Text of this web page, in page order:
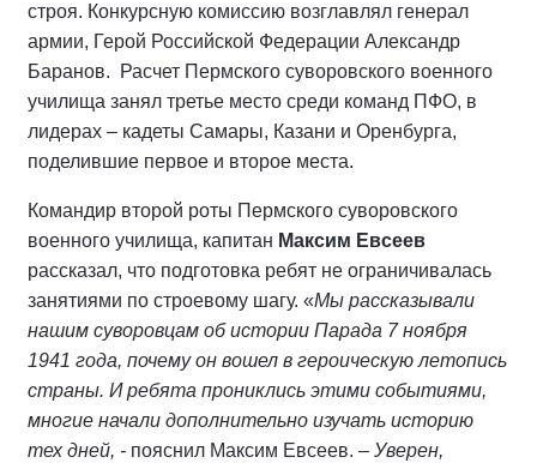
строя. Конкурсную комиссию возглавлял генерал
армии, Герой Российской Федерации Александр
Баранов. Расчет Пермского суворовского военного
училища занял третье место среди команд ПФО, в
лидерах – кадеты Самары, Казани и Оренбурга,
поделившие первое и второе места.
Командир второй роты Пермского суворовского
военного училища, капитан Максим Евсеев
рассказал, что подготовка ребят не ограничивалась
занятиями по строевому шагу. «Мы рассказывали
нашим суворовцам об истории Парада 7 ноября
1941 года, почему он вошел в героическую летопись
страны. И ребята прониклись этими событиями,
многие начали дополнительно изучать историю
тех дней, - пояснил Максим Евсеев. – Уверен,